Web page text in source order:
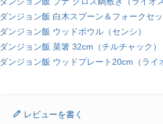
ダンジョン飯 白木スプーン＆フォークセ
ダンジョン飯 ウッドボウル（センシ）
ダンジョン飯 菜箸 32cm（チルチャック）
ダンジョン飯 ウッドプレート20cm（ライ
レビューを書く